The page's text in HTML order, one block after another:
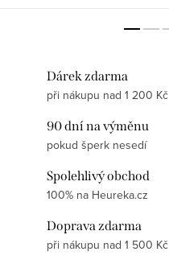
Dárek zdarma
při nákupu nad 1 200 Kč
90 dní na výměnu
pokud šperk nesedí
Spolehlivý obchod
100% na Heureka.cz
Doprava zdarma
při nákupu nad 1 500 Kč